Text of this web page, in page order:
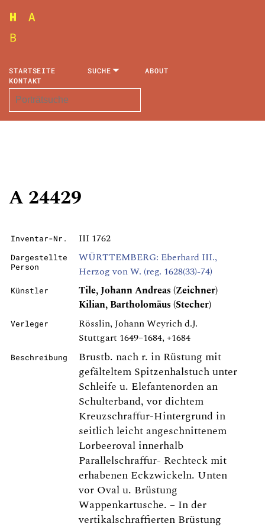
STARTSEITE SUCHE
ABOUT
KONTAKT
A 24429
Inventar-Nr. III 1762
Dargestellte
Person
WÜRTTEMBERG: Eberhard III.,
Herzog von W. (reg. 1628(33)-74)
Künstler
Tile, Johann Andreas (Zeichner)
Kilian, Bartholomäus (Stecher)
Verleger
Rösslin, Johann Weyrich d.J.
Stuttgart 1649–1684, +1684
Beschreibung
Brustb. nach r. in Rüstung mit
gefälteltem Spitzenhalstuch unter
Schleife u. Elefantenorden an
Schulterband, vor dichtem
Kreuzschraffur-Hintergrund in
seitlich leicht angeschnittenem
Lorbeeroval innerhalb
Parallelschraffur- Rechteck mit
erhabenen Eckzwickeln. Unten
vor Oval u. Brüstung
Wappenkartusche. – In der
vertikalschraffierten Brüstung